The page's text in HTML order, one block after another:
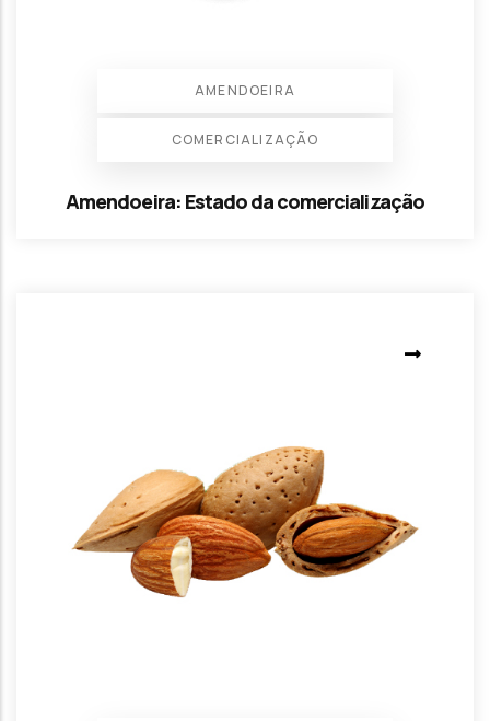
AMENDOEIRA
COMERCIALIZAÇÃO
Amendoeira: Estado da comercialização